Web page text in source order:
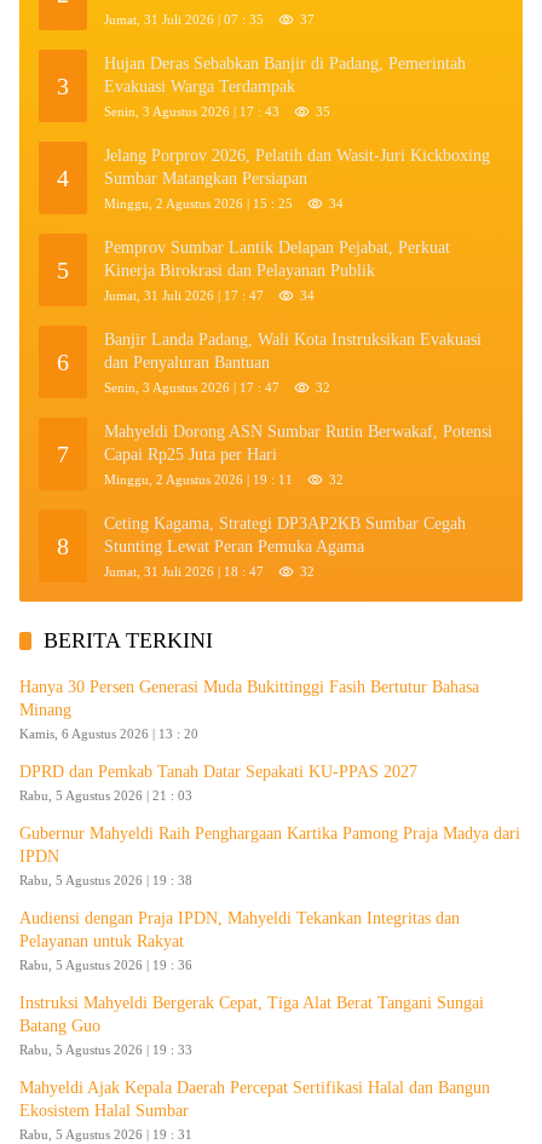
Jumat, 31 Juli 2026 | 07 : 35 37
3
Hujan Deras Sebabkan Banjir di Padang, Pemerintah
Evakuasi Warga Terdampak
Senin, 3 Agustus 2026 | 17 : 43 35
4
Jelang Porprov 2026, Pelatih dan Wasit-Juri Kickboxing
Sumbar Matangkan Persiapan
Minggu, 2 Agustus 2026 | 15 : 25 34
5
Pemprov Sumbar Lantik Delapan Pejabat, Perkuat
Kinerja Birokrasi dan Pelayanan Publik
Jumat, 31 Juli 2026 | 17 : 47 34
6
Banjir Landa Padang, Wali Kota Instruksikan Evakuasi
dan Penyaluran Bantuan
Senin, 3 Agustus 2026 | 17 : 47 32
7
Mahyeldi Dorong ASN Sumbar Rutin Berwakaf, Potensi
Capai Rp25 Juta per Hari
Minggu, 2 Agustus 2026 | 19 : 11 32
8
Ceting Kagama, Strategi DP3AP2KB Sumbar Cegah
Stunting Lewat Peran Pemuka Agama
Jumat, 31 Juli 2026 | 18 : 47 32
BERITA TERKINI
Hanya 30 Persen Generasi Muda Bukittinggi Fasih Bertutur Bahasa
Minang
Kamis, 6 Agustus 2026 | 13 : 20
DPRD dan Pemkab Tanah Datar Sepakati KU-PPAS 2027
Rabu, 5 Agustus 2026 | 21 : 03
Gubernur Mahyeldi Raih Penghargaan Kartika Pamong Praja Madya dari
IPDN
Rabu, 5 Agustus 2026 | 19 : 38
Audiensi dengan Praja IPDN, Mahyeldi Tekankan Integritas dan
Pelayanan untuk Rakyat
Rabu, 5 Agustus 2026 | 19 : 36
Instruksi Mahyeldi Bergerak Cepat, Tiga Alat Berat Tangani Sungai
Batang Guo
Rabu, 5 Agustus 2026 | 19 : 33
Mahyeldi Ajak Kepala Daerah Percepat Sertifikasi Halal dan Bangun
Ekosistem Halal Sumbar
Rabu, 5 Agustus 2026 | 19 : 31